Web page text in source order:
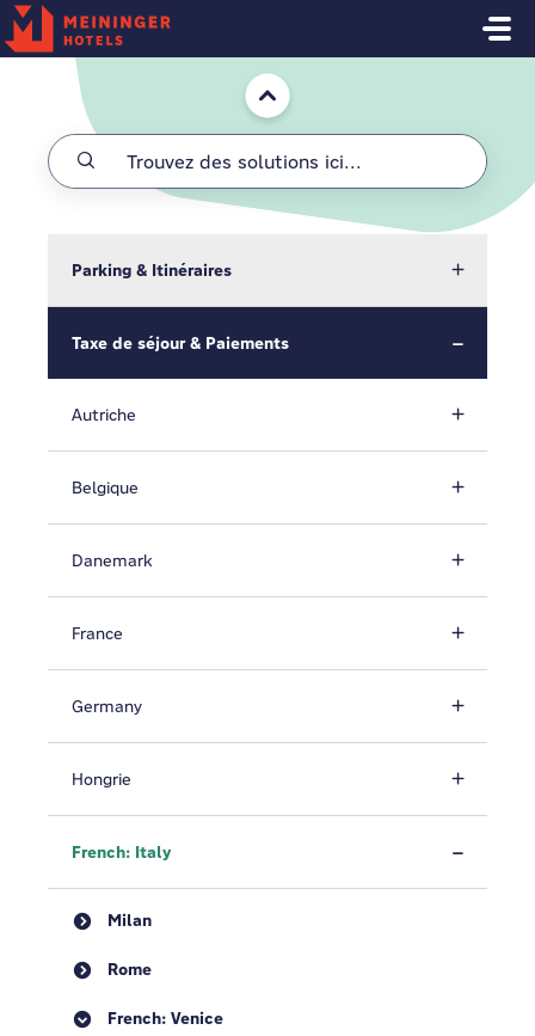
Passer au contenu principal
Accueil
Parking & Itinéraires
Taxe de séjour & Paiements
Autriche
Belgique
Danemark
France
Germany
Hongrie
French: Italy
Milan
Rome
French: Venice